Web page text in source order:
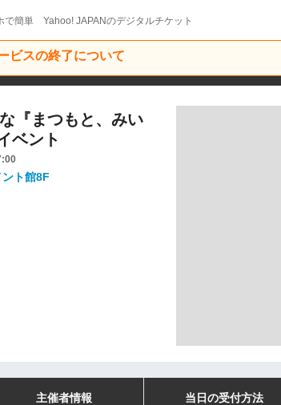
で簡単 Yahoo! JAPANのデジタルチケット
ビスの終了について
『まつもと、みい
ベント
ト館8F
主催者情報 当日の受付方法